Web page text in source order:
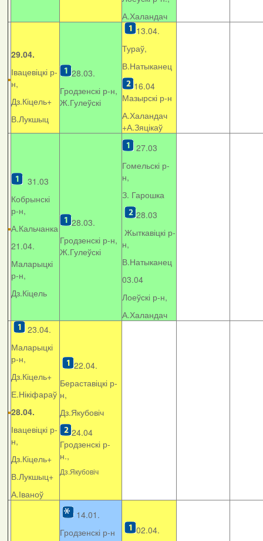
А.Халандач
29.04.
Івацевіцкі р-
н,
Дз.Кіцель+
В.Лукшыц
28.03.
Гродзенскі р-н,
Ж.Гулеўскі
13.04.
Тураў,
В.Натыканец
16.04
Мазырскі р-н
А.Халандач
+А.Зяцікаў
31.03
Кобрынскі
р-н,
А.Кальчанка
21.04.
Маларыцкі
р-н,
Дз.Кіцель
28.03.
Гродзенскі р-н,
Ж.Гулеўскі
27.03
Гомельскі р-
н,
З. Гарошка
28.03
Жыткавіцкі р-
н,
В.Натыканец
03.04
Лоеўскі р-н,
А.Халандач
23.04.
Маларыцкі
р-н,
Дз.Кіцель+
Е.Нікіфараў
28.04.
Івацевіцкі р-
н,
Дз.Кіцель+
В.Лукшыц+
А.Іваноў
22.04.
Бераставіцкі р-
н,
Дз.Якубовіч
24.04
Гродзенскі р-
н.,
Дз.Якубовіч
14.01.
Гродзенскі р-н
02.04.